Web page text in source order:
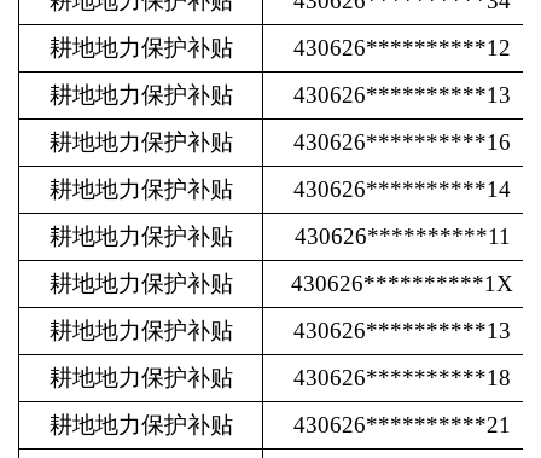
耕地地力保护补贴
430626**********12
耕地地力保护补贴
430626**********13
耕地地力保护补贴
430626**********16
耕地地力保护补贴
430626**********14
耕地地力保护补贴
430626**********11
耕地地力保护补贴
430626**********1X
耕地地力保护补贴
430626**********13
耕地地力保护补贴
430626**********18
耕地地力保护补贴
430626**********21